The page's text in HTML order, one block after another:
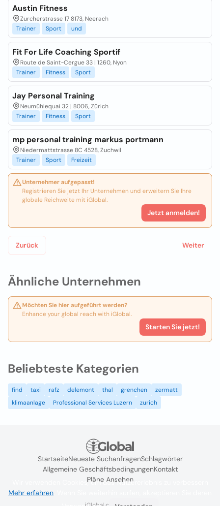
Ähnliche Unternehmen
Möchten Sie hier aufgeführt werden?
Enhance your global reach with iGlobal.
Starten Sie jetzt!
Austin Fitness
Zürcherstrasse 17 8173, Neerach
Trainer
Sport und
Fit For Life Coaching Sportif
Route de Saint-Cergue 33 | 1260, Nyon
Trainer
Fitness Sport
Jay Personal Training
Neumühlequai 32 | 8006, Zürich
Trainer
Fitness Sport
mp personal training markus portmann
Niedermattstrasse 8C 4528, Zuchwil
Trainer
Sport Freizeit
Unternehmer aufgepasst!
Registrieren Sie jetzt Ihr Unternehmen und erweitern Sie Ihre
globale Reichweite mit iGlobal.
Jetzt anmelden!
Zurück Weiter
Beliebteste Kategorien
find taxi rafz delemont thal grenchen
zermatt
klimaanlage
Professional Services Luzern zurich
StartseiteNeueste SuchanfragenSchlagwörter
Allgemeine GeschäftsbedingungenKontakt
Pläne Ansehen
Wir verwenden Cookies, um das Nutzererlebnis zu verbessern
Mehr erfahren